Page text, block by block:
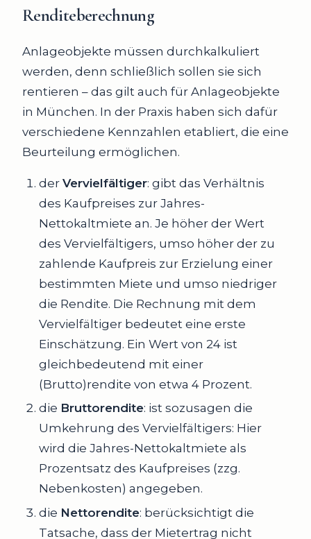
Renditeberechnung
Anlageobjekte müssen durchkalkuliert
werden, denn schließlich sollen sie sich
rentieren – das gilt auch für Anlageobjekte
in München. In der Praxis haben sich dafür
verschiedene Kennzahlen etabliert, die eine
Beurteilung ermöglichen.
der Vervielfältiger: gibt das Verhältnis
des Kaufpreises zur Jahres-
Nettokaltmiete an. Je höher der Wert
des Vervielfältigers, umso höher der zu
zahlende Kaufpreis zur Erzielung einer
bestimmten Miete und umso niedriger
die Rendite. Die Rechnung mit dem
Vervielfältiger bedeutet eine erste
Einschätzung. Ein Wert von 24 ist
gleichbedeutend mit einer
(Brutto)rendite von etwa 4 Prozent.
die Bruttorendite: ist sozusagen die
Umkehrung des Vervielfältigers: Hier
wird die Jahres-Nettokaltmiete als
Prozentsatz des Kaufpreises (zzg.
Nebenkosten) angegeben.
die Nettorendite: berücksichtigt die
Tatsache, dass der Mietertrag nicht